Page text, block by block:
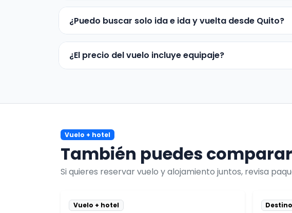
¿Puedo buscar solo ida e ida y vuelta desde Quito?
¿El precio del vuelo incluye equipaje?
Vuelo + hotel
También puedes
Si quieres reservar vuelo y alojamiento juntos, revisa
Vuelo + hotel